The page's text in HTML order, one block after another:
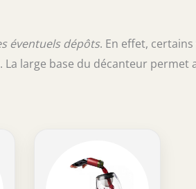
éventuels dépôts. En effet,
large base du décanteur permet